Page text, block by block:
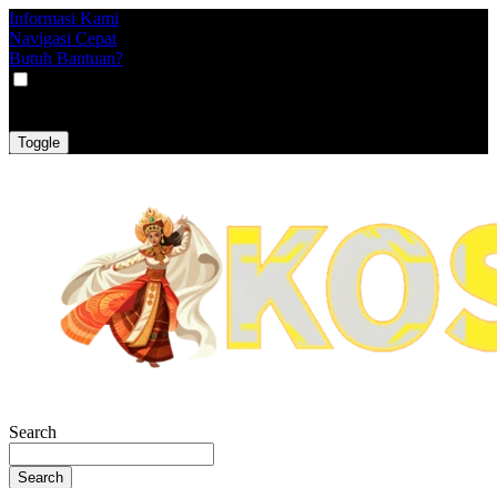
Informasi Kami
Navigasi Cepat
Butuh Bantuan?
Toggle
Search
Search